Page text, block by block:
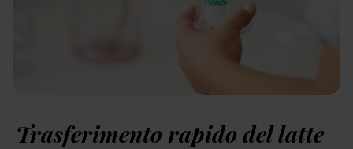
Trasferimento rapido del latte